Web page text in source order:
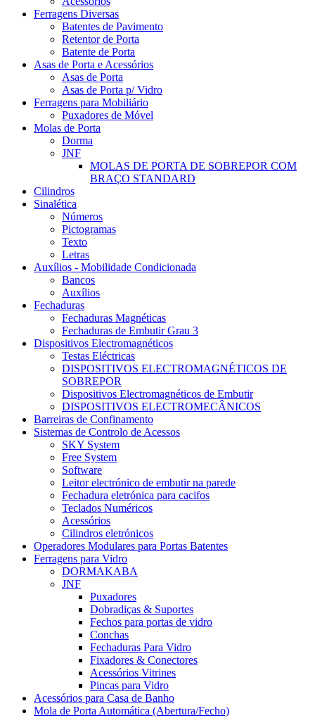
Ferragens Diversas
Batentes de Pavimento
Retentor de Porta
Batente de Porta
Asas de Porta e Acessórios
Asas de Porta
Asas de Porta p/ Vidro
Ferragens para Mobiliário
Puxadores de Móvel
Molas de Porta
Dorma
JNF
MOLAS DE PORTA DE SOBREPOR COM
BRAÇO STANDARD
Cilindros
Sinalética
Números
Pictogramas
Texto
Letras
Auxílios - Mobilidade Condicionada
Bancos
Auxílios
Fechaduras
Fechaduras Magnéticas
Fechaduras de Embutir Grau 3
Dispositivos Electromagnéticos
Testas Eléctricas
DISPOSITIVOS ELECTROMAGNÉTICOS DE
SOBREPOR
Dispositivos Electromagnéticos de Embutir
DISPOSITIVOS ELECTROMECÂNICOS
Barreiras de Confinamento
Sistemas de Controlo de Acessos
SKY System
Free System
Software
Leitor electrónico de embutir na parede
Fechadura eletrónica para cacifos
Teclados Numéricos
Acessórios
Cilindros eletrónicos
Operadores Modulares para Portas Batentes
Ferragens para Vidro
DORMAKABA
JNF
Puxadores
Dobradiças & Suportes
Fechos para portas de vidro
Conchas
Fechaduras Para Vidro
Fixadores & Conectores
Acessórios Vitrines
Pincas para Vidro
Acessórios para Casa de Banho
Mola de Porta Automática (Abertura/Fecho)